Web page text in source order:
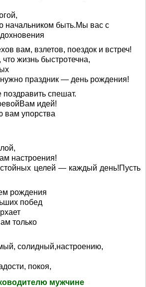
начальником быть.Мы вас с
вам, взлетов, поездок и встреч!
жизнь быстротечна,
праздник — день рождения!
спешат.
идей!
вам упорства
настроения!
целей — каждый день!Пусть
рождения
побед
только
солидный,настроению,
покоя,
мужчине